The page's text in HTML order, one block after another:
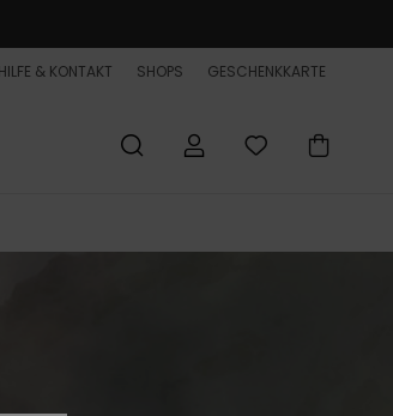
HILFE & KONTAKT SHOPS GESCHENKKARTE